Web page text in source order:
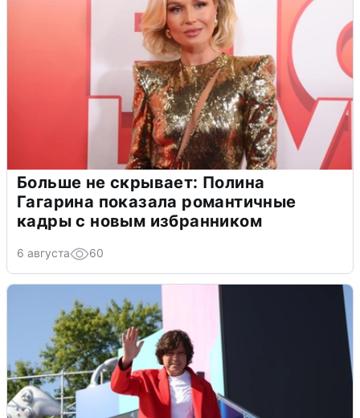
Больше не скрывает: Полина
Гагарина показала романтичные
кадры с новым избранником
6 августа 60